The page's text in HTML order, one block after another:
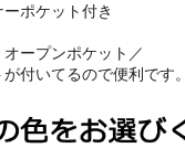
ポケット付き
ープンポケット／
付いてるので便利です。